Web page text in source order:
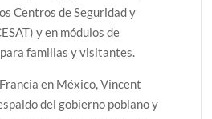
Centros de Seguridad y
y en módulos de
familias y visitantes.
en México, Vincent
del gobierno poblano y